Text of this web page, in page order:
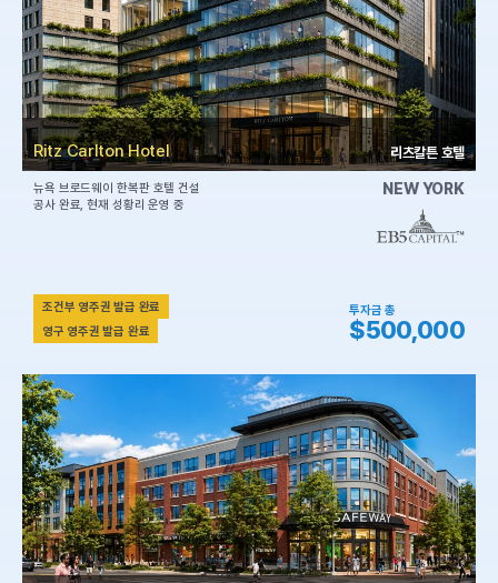
Ritz Carlton Hotel 리츠칼튼 호텔
뉴욕 브로드웨이 한복판 호텔 건설
공사 완료, 현재 성황리 운영 중
조건부 영주권 발급 완료
영구 영주권 발급 완료
NEW YORK
투자금 총
$500,000